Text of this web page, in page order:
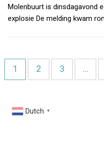
Molenbuurt is dinsdagavond
explosie De melding kwam
1 2 3 …
Dutch ▼